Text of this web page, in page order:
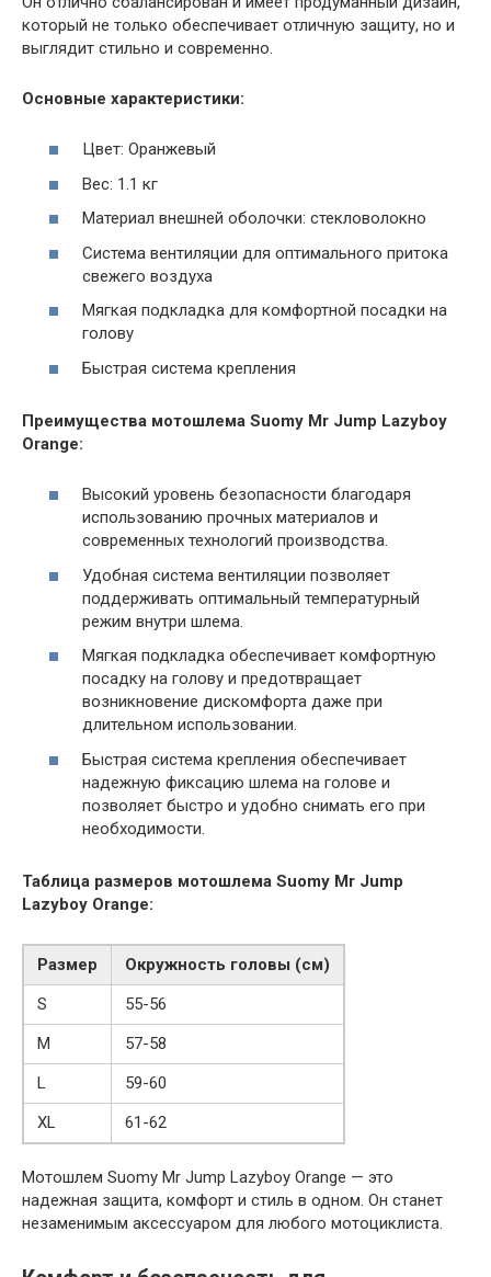
который не только обеспечивает отличную защиту, но и
выглядит стильно и современно.
Основные характеристики:
Цвет: Оранжевый
Вес: 1.1 кг
Материал внешней оболочки: стекловолокно
Система вентиляции для оптимального притока
свежего воздуха
Мягкая подкладка для комфортной посадки на
голову
Быстрая система крепления
Преимущества мотошлема Suomy Mr Jump Lazyboy
Orange:
Высокий уровень безопасности благодаря
использованию прочных материалов и
современных технологий производства.
Удобная система вентиляции позволяет
поддерживать оптимальный температурный
режим внутри шлема.
Мягкая подкладка обеспечивает комфортную
посадку на голову и предотвращает
возникновение дискомфорта даже при
длительном использовании.
Быстрая система крепления обеспечивает
надежную фиксацию шлема на голове и
позволяет быстро и удобно снимать его при
необходимости.
Таблица размеров мотошлема Suomy Mr Jump
Lazyboy Orange:
Размер
Окружность головы (см)
S
55-56
M
57-58
L
59-60
XL
61-62
Мотошлем Suomy Mr Jump Lazyboy Orange — это
надежная защита, комфорт и стиль в одном. Он станет
незаменимым аксессуаром для любого мотоциклиста.